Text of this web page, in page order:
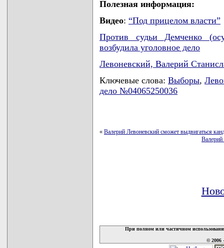
Полезная информация:
Видео: “Под прицелом власти”
Против судьи Демченко
возбудила уголовное дело
Левоневский, Валерий
Ключевые слова: Выборы,
дело №04065250036
« Валерий Левоневский сможет выдвигаться
Валерий
При полном или частичном
© 2006